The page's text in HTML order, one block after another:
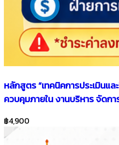
หลักสูตร “เทคนิคการประเมินแล
ควบคุมภายใน งานบริหาร จัดก
ประจําปีงบประมาณ 2570 ของ
ถิ่น สําหรับผู้ตรวจสอบภายในมือ
฿4,900